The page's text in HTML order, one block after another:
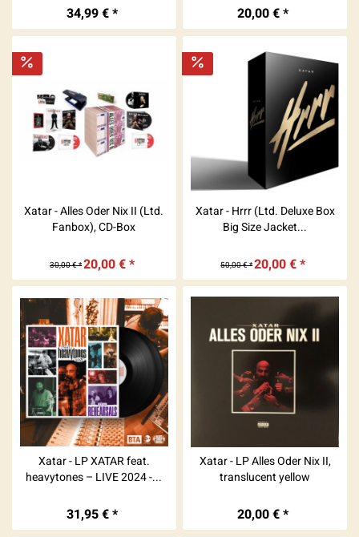
34,99 € * 20,00 € *
Xatar - Alles Oder Nix II (Ltd.
Fanbox), CD-Box
30,00 € *20,00 € *
Xatar - Hrrr (Ltd. Deluxe Box
Big Size Jacket...
50,00 € *20,00 € *
Xatar - LP XATAR feat.
heavytones – LIVE 2024 -...
31,95 € *
Xatar - LP Alles Oder Nix II,
translucent yellow
20,00 € *